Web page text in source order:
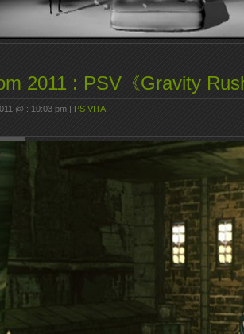
2011 : PSV《Gravity
@ : 10:03 pm | PS VITA